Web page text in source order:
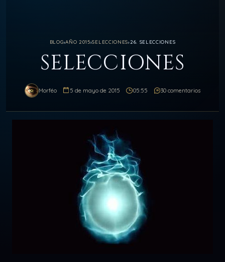
BLOG›AÑO 2015›SELECCIONES›26. SELECCIONES
SELECCIONES
Morféo 5 de mayo de 2015 05:55 30 comentarios